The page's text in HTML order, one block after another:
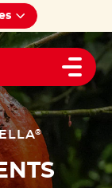
Open
®